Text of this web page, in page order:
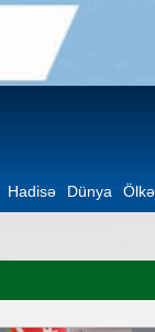
Hadisə Dünya Ölkə